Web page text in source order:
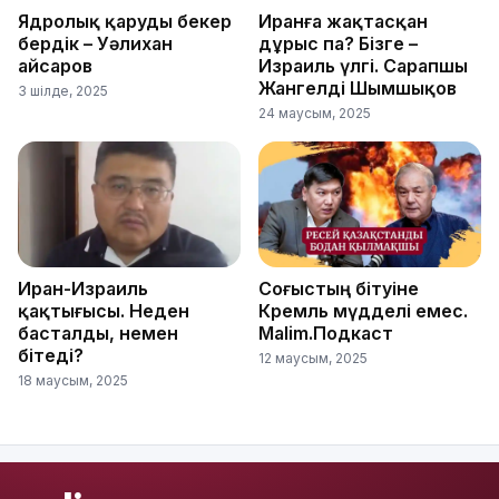
Ядролық қаруды бекер
бердік – Уәлихан
Қайсаров
3 шілде, 2025
Иранға жақтасқан
дұрыс па? Бізге –
Израиль үлгі. Сарапшы
Жангелді Шымшықов
24 маусым, 2025
Иран-Израиль
қақтығысы. Неден
басталды, немен
бітеді?
18 маусым, 2025
Соғыстың бітуіне
Кремль мүдделі емес.
Malim.Подкаст
12 маусым, 2025